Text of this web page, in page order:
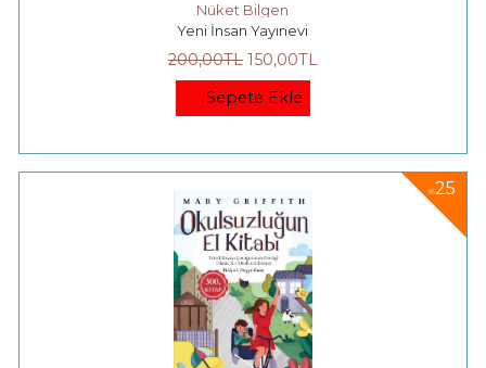
Nüket Bilgen
Yeni İnsan Yayınevi
200,00TL 150,00TL
Sepete Ekle
%25